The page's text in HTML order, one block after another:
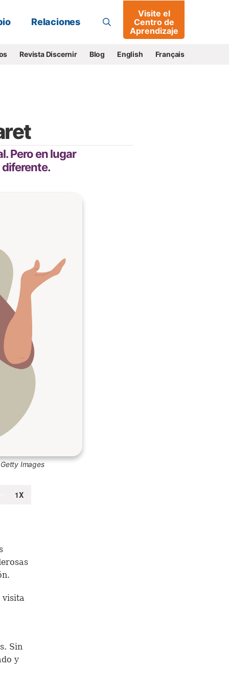
Buscar
Relaciones
Visite el
Centro de
Aprendizaje
Revista Discernir Blog English Français
Pero en lugar
Images
visita
Sin
y